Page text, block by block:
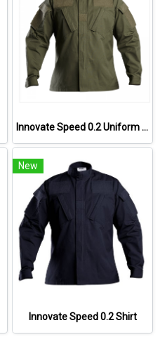
Innovate Speed 0.2 Uniform (All Set Shirt-Pants)
New
Innovate Speed 0.2 Shirt